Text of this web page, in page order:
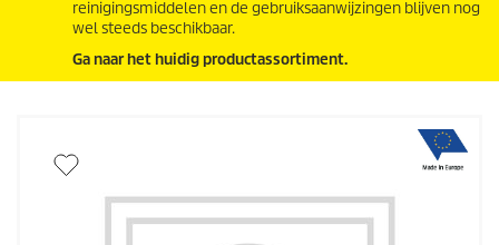
reinigingsmiddelen en de gebruiksaanwijzingen blijven nog
wel steeds beschikbaar.
Ga naar het huidig productassortiment.